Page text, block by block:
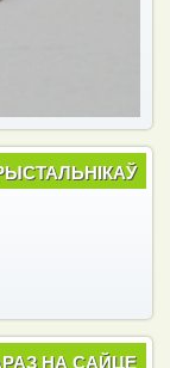
НА САЙЦЕ